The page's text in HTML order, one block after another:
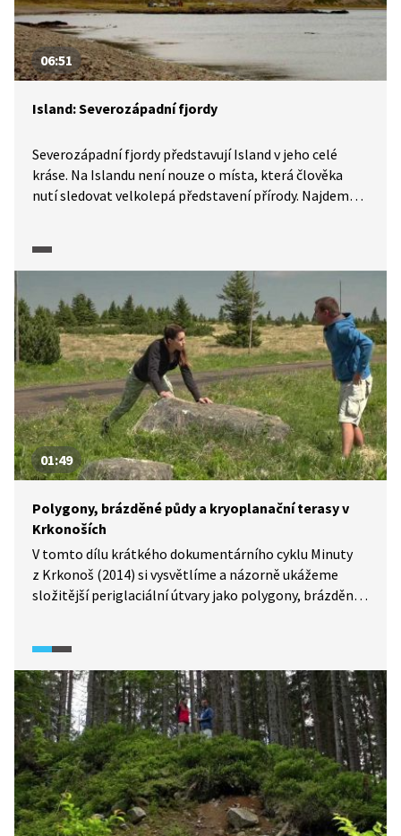
06:51
Island: Severozápadní fjordy
Severozápadní fjordy představují Island v jeho celé
kráse. Na Islandu není nouze o místa, která člověka
nutí sledovat velkolepá představení přírody. Najdeme
nejméně obydleným územím na východním pobřeží.
Prohlédneme si městečko Hólmavík a v Muzeu magie
a čarodějnictví se dozvíme ledacos o islandské
mytologii. Naší poslední zastávkou bude Djúpavík
s továrnou na zpracování slanečků. Ta dnes slouží jako
galerie.
01:49
Polygony, brázděné půdy a kryoplanační terasy v
Krkonoších
V tomto dílu krátkého dokumentárního cyklu Minuty
z Krkonoš (2014) si vysvětlíme a názorně ukážeme
složitější periglaciální útvary jako polygony, brázděné